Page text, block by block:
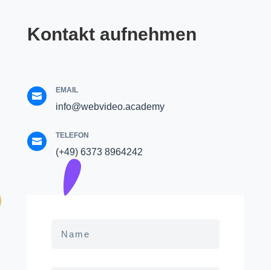
Kontakt aufnehmen

EMAIL
info@webvideo.academy

TELEFON
(+49) 6373 8964242